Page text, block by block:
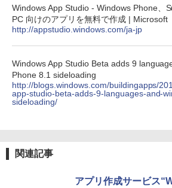
￥1,292
FM TOWNS ハイ
ードウェア・市販ソ
ェクトリストと最新
￥1,600
Amazon Kindle
ージ、防水、7イン
イ、色調調節ライ
テリー、広告無し
売)
￥31,980
Windows App Studio - Windows Phone、
PC 向けのアプリを無料で作成 | Microsoft
http://appstudio.windows.com/ja-jp
Windows App Studio Beta adds 9
Phone 8.1 sideloading
http://blogs.windows.com/buildingapps/
app-studio-beta-adds-9-languages-and-
sideloading/
関連記事
アプリ作成サービス